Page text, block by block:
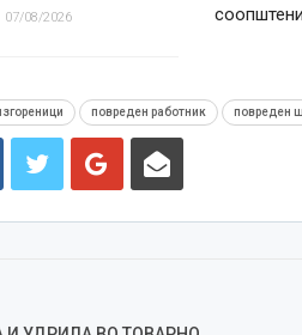
07/08/2026
повреден работник повреден